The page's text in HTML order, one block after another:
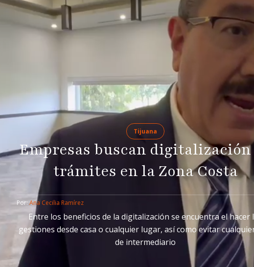
Tijuana
Empresas buscan digitalización
trámites en la Zona Costa
Por: Ana Cecilia Ramírez
Entre los beneficios de la digitalización se encuentra el hacer
gestiones desde casa o cualquier lugar, así como evitar
de intermediario